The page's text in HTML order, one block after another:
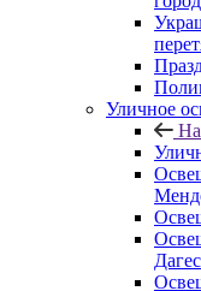
Уличное